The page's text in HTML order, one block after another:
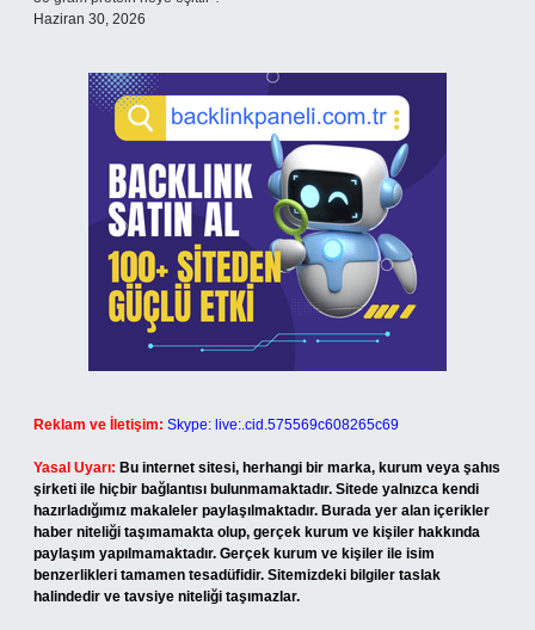
Haziran 30, 2026
Reklam ve İletişim: Skype: live:.cid.575569c608265c69
Yasal Uyarı: Bu internet sitesi, herhangi bir marka, kurum veya şahıs
şirketi ile hiçbir bağlantısı bulunmamaktadır. Sitede yalnızca kendi
hazırladığımız makaleler paylaşılmaktadır. Burada yer alan içerikler
haber niteliği taşımamakta olup, gerçek kurum ve kişiler hakkında
paylaşım yapılmamaktadır. Gerçek kurum ve kişiler ile isim
benzerlikleri tamamen tesadüfidir. Sitemizdeki bilgiler taslak
halindedir ve tavsiye niteliği taşımazlar.